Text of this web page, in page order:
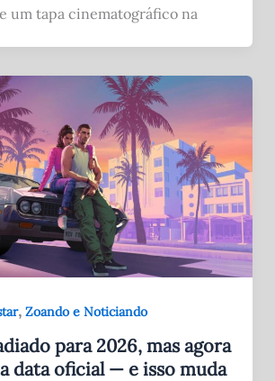
um tapa cinematográfico na
, Zoando e Noticiando
para 2026, mas agora
data oficial — e isso muda